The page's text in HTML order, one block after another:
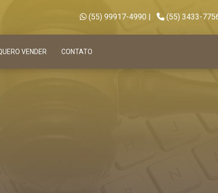
(55) 99917-4990 | (55) 3433-
VENDER CONTATO